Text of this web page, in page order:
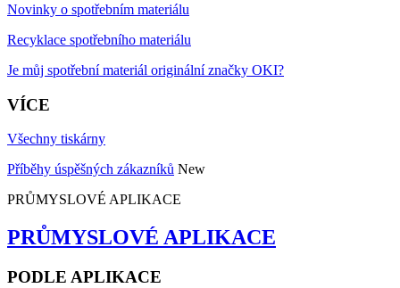
Novinky o spotřebním materiálu
Recyklace spotřebního materiálu
Je můj spotřební materiál originální značky OKI?
VÍCE
Všechny tiskárny
Příběhy úspěšných zákazníků New
PRŮMYSLOVÉ APLIKACE
PRŮMYSLOVÉ APLIKACE
PODLE APLIKACE